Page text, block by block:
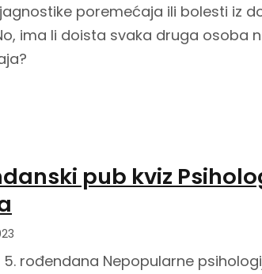
poremećaja ili bolesti iz
ima li doista svaka druga osoba
pub kviz
rođendana Nepopularne